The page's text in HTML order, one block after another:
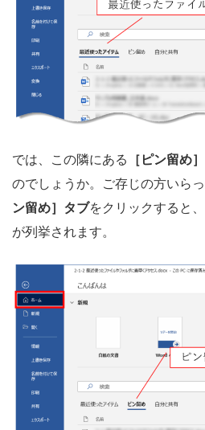
では、この隣にある ［ピン留め
のでしょうか。ご存じの方いら
ン留め］タブをクリックすると
が列挙されます。